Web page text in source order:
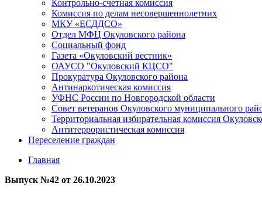
Контрольно-счетная комиссия
Комиссия по делам несовершеннолетних
МКУ «ЕСДДСО»
Отдел МФЦ Окуловского района
Социальный фонд
Газета «Окуловский вестник»
ОАУСО "Окуловский КЦСО"
Прокуратура Окуловского района
Антинаркотическая комиссия
УФНС России по Новгородской области
Совет ветеранов Окуловского муниципального
Территориальная избирательная комиссия
Антитеррористическая комиссия
Переселение граждан
Главная
Выпуск №42 от 26.10.2023